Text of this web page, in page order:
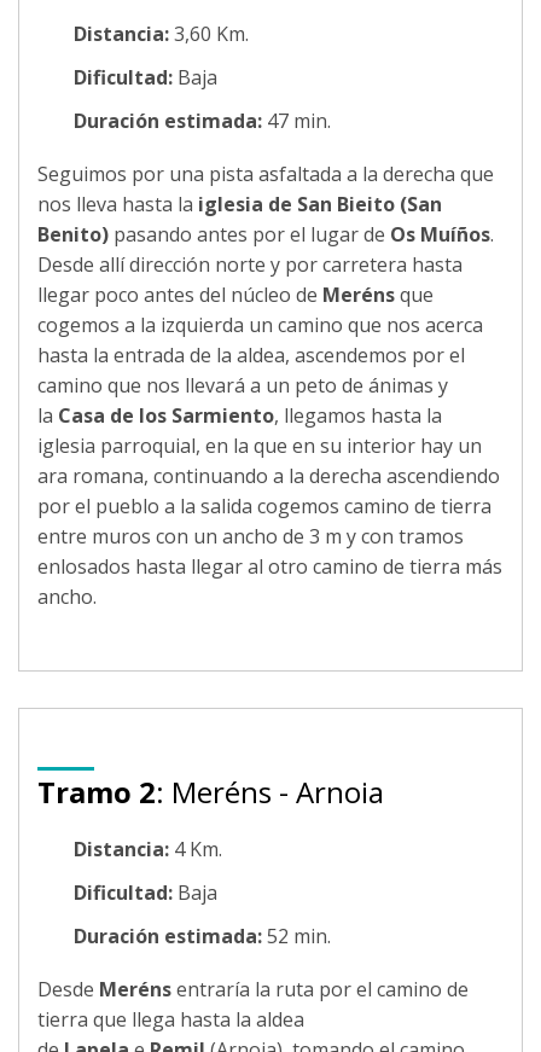
Distancia:3,60 Km.
Dificultad: Baja
Duración estimada: 47 min.
Seguimos por una pista asfaltada a la derecha que
nos lleva hasta la iglesia de San Bieito (San
Benito) pasando antes por el lugar de Os Muíños.
Desde allí dirección norte y por carretera hasta
llegar poco antes del núcleo de Merénsque
cogemos a la izquierda un camino que nos acerca
hasta la entrada de la aldea, ascendemos por el
camino que nos llevará a un peto de ánimas y
la Casa de los Sarmiento, llegamos hasta la
iglesia parroquial, en la que en su interior hay un
ara romana, continuando a la derecha ascendiendo
por el pueblo a la salida cogemos camino de tierra
entre muros con un ancho de 3 m y con tramos
enlosados hasta llegar al otro camino de tierra más
ancho.
Tramo 2: Meréns - Arnoia
Distancia: 4 Km.
Dificultad: Baja
Duración estimada:52 min.
Desde Merénsentraría la ruta por el camino de
tierra que llega hasta la aldea